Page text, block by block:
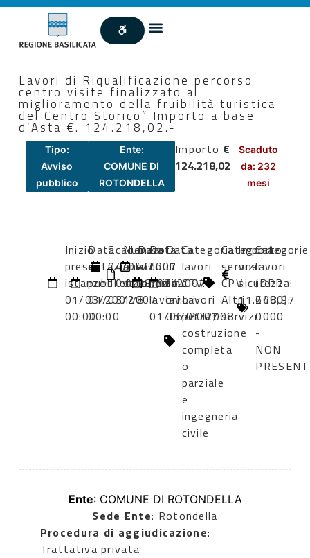
Lavori di Riqualificazione percorso
centro visite finalizzato al
miglioramento della fruibilità turistica
del Centro Storico” Importo a base
d’Asta €. 124.218,02.-
Tipo:
Avviso
pubblico
Ente:
COMUNE DI
ROTONDELLA
Importo €
124.218,02
Scaduto
da: 232
mesi
Inizio
presentazione
istanze:
01/03/2007
00:00
Data
di
pubblicazione:
01/03/2007
00:00
Scadenza:
04/04/2007
10:00
Numero
atto:
determina
178
Data
atto:
28/02/2007
Data
di
inizio
lavori:
01/06/2007
Data
di
fine
lavori:
05/01/2008
Categoria
lavori
CPV:
Lavori
per la
costruzione
completa
o
parziale
e
ingegneria
civile
Categoria
servizi
CPV:
Altri
servizi
Importo
oneri
sicurezza:
11.648,97
Categorie
lavori
(DPR
2000):
0000
-
NON
Ente: COMUNE DI ROTONDELLA
Sede Ente: Rotondella
Procedura di aggiudicazione:
Trattativa privata